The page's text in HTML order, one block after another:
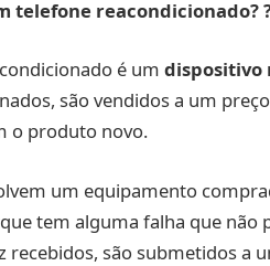
telefone reacondicionado?
é um dispositivo
são vendidos a um
o produto novo.
um equipamento
tem alguma falha que não
recebidos, são submetidos a